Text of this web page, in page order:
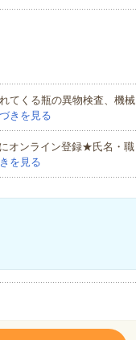
てくる瓶の異物検査、機械
きを見る
オンライン登録★氏名・職
を見る